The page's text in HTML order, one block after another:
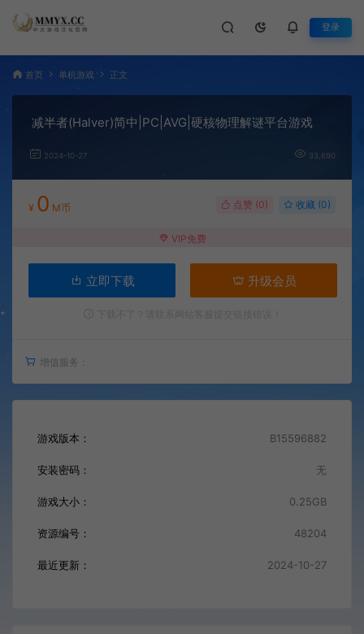
登录
首页 单机游戏 正文
减半者(Halver)简中|PC|AVG|硬核物理解谜平台游戏
2024-10-27 33,690
¥ 0 M币 点赞 (0) 收藏 (0)
VIP免费
立即下载 升级会员
增值服务：
游戏版本： B15596882
安装密码： 无
游戏大小： 0.25GB
资源编号： 48204
最近更新： 2024-10-27